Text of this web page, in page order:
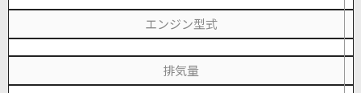
エンジン型式
排気量